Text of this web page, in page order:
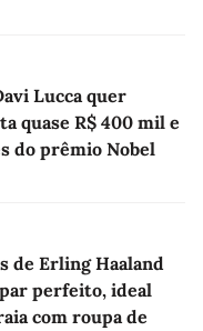
Lucca quer
quase R$ 400 mil e
do prêmio Nobel
de Erling Haaland
perfeito, ideal
com roupa de